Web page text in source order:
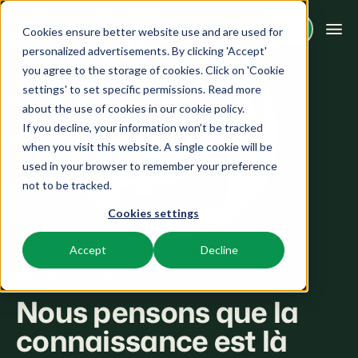
Cookies ensure better website use and are used for
personalized advertisements. By clicking 'Accept'
you agree to the storage of cookies. Click on 'Cookie
settings' to set specific permissions. Read more
about the use of cookies in our cookie policy.
If you decline, your information won’t be tracked
when you visit this website. A single cookie will be
used in your browser to remember your preference
not to be tracked.
Cookies settings
Accept Decline
Démo
Démo
Plateforme
BEX PMS
PMS
Optimisez votre back-office.
Boostez les réservations directes via votre site web.
Optimisez vos décisions grâce à l'analyse des données.
Intégration de site web
Vous avez déjà un site web ? L'intégration est possible.
Solutions
Booking Experts pour:
Aires de camping, tentes de glamping et caravanes.
Villas, bungalows, chalets et hébergements nature.
Resorts
Stations de ski, de bien-être, de plongée et de golf.
Ressources
Connaissance
BEX Academy
Suivez des cours en ligne et devenez un expert.
Découvrez les tendances du secteur et des conseils pratiques.
Tarifs
Témoignages
Se connecter
Nous pensons que la
connaissance est là